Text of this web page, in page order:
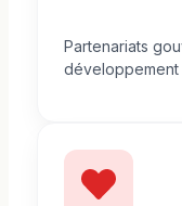
Partenariats
développement